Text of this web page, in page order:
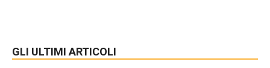
GLI ULTIMI ARTICOLI